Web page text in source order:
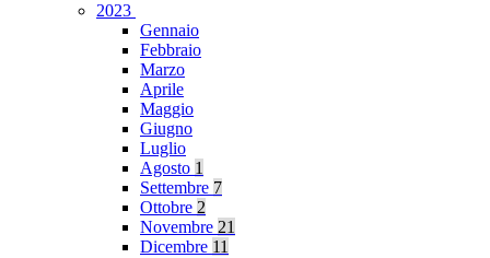
2023
Gennaio
Febbraio
Marzo
Aprile
Maggio
Giugno
Luglio
Agosto 1
Settembre 7
Ottobre 2
Novembre 21
Dicembre 11